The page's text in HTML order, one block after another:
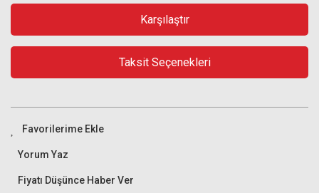
Karşılaştır
Taksit Seçenekleri
Yorum Yaz
Fiyatı Düşünce Haber Ver